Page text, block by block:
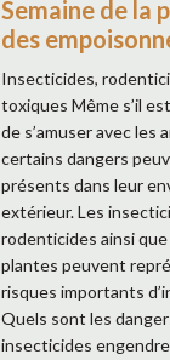
Semaine de la
des
Insecticides,
toxiques Même s’il
de s’amuser avec les
certains dangers
présents dans leur
extérieur. Les
rodenticides ainsi
plantes peuvent
risques importants
Quels sont les
insecticides